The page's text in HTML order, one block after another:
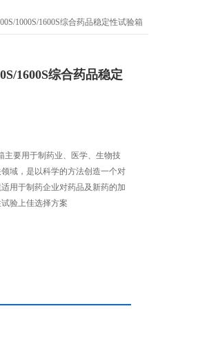
1000S/1600S综合药品稳定性试验箱
1600S综合药品稳定
主要用于制药业、医学、生物技
域，是以科学的方法创造一个对
用于制药企业对药品及新药的加
验上佳选择方案